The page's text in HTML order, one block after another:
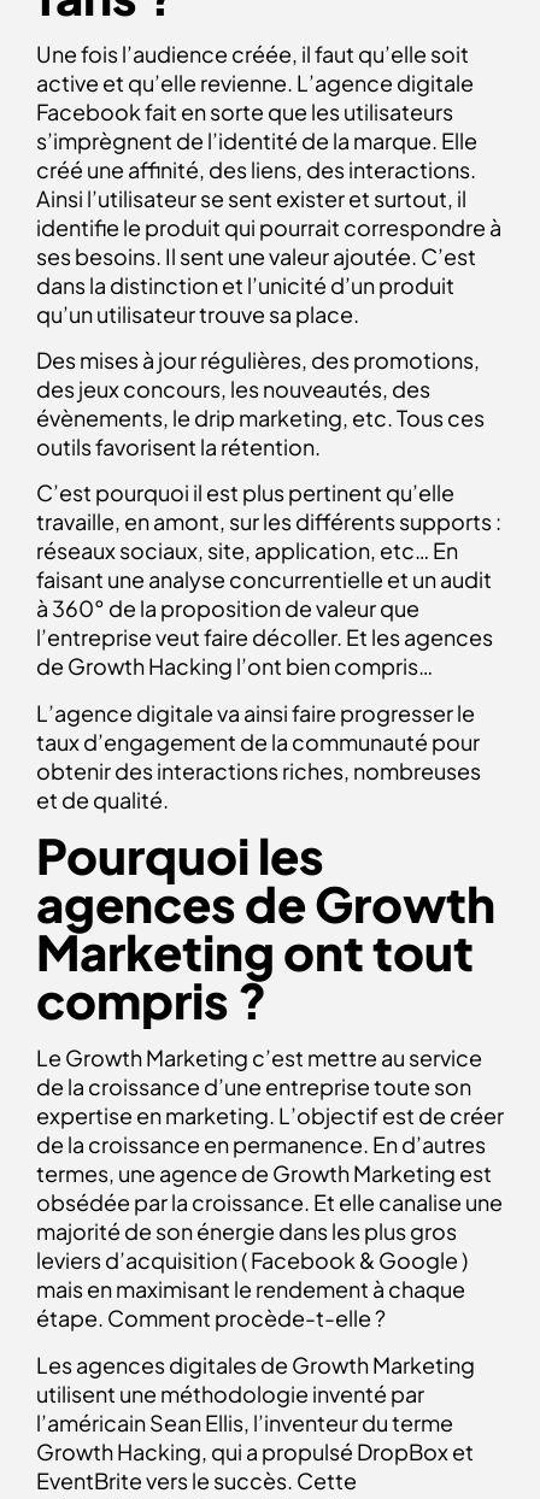
Une fois l’audience créée, il faut qu’elle soit
active et qu’elle revienne. L’agence digitale
Facebook fait en sorte que les utilisateurs
s’imprègnent de l’identité de la marque. Elle
créé une affinité, des liens, des interactions.
Ainsi l’utilisateur se sent exister et surtout, il
identifie le produit qui pourrait correspondre à
ses besoins. Il sent une valeur ajoutée. C’est
dans la distinction et l’unicité d’un produit
qu’un utilisateur trouve sa place.
Des mises à jour régulières, des promotions,
des jeux concours, les nouveautés, des
évènements, le drip marketing, etc. Tous ces
outils favorisent la rétention.
C’est pourquoi il est plus pertinent qu’elle
travaille, en amont, sur les différents supports :
réseaux sociaux, site, application, etc… En
faisant une analyse concurrentielle et un audit
à 360° de la proposition de valeur que
l’entreprise veut faire décoller. Et les agences
de Growth Hacking l’ont bien compris…
L’agence digitale va ainsi faire progresser le
taux d’engagement de la communauté pour
obtenir des interactions riches, nombreuses
et de qualité.
Pourquoi les
agences de Growth
Marketing ont tout
compris ?
Le Growth Marketing c’est mettre au service
de la croissance d’une entreprise toute son
expertise en marketing. L’objectif est de créer
de la croissance en permanence. En d’autres
termes, une agence de Growth Marketing est
obsédée par la croissance. Et elle canalise une
majorité de son énergie dans les plus gros
leviers d’acquisition ( Facebook & Google )
mais en maximisant le rendement à chaque
étape. Comment procède-t-elle ?
Les agences digitales de Growth Marketing
utilisent une méthodologie inventé par
l’américain Sean Ellis, l’inventeur du terme
Growth Hacking, qui a propulsé DropBox et
EventBrite vers le succès. Cette